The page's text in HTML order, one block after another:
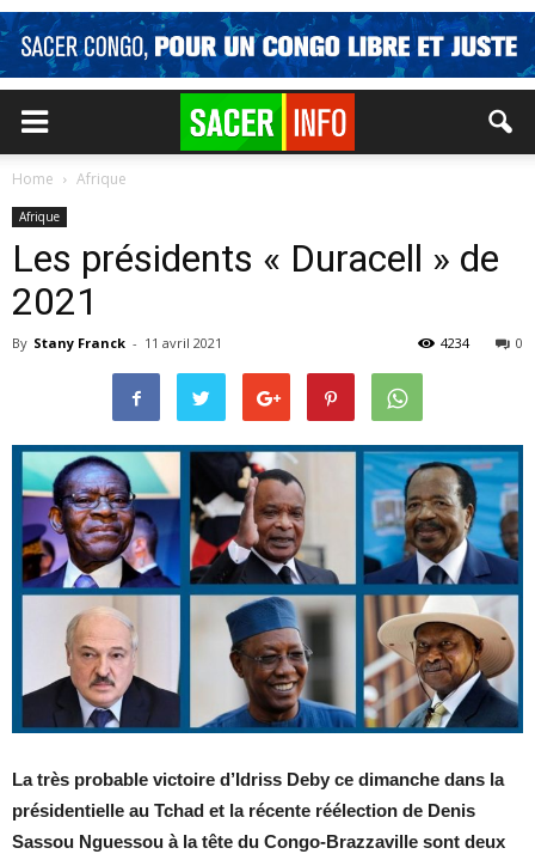
Home Afrique
Afrique
Les présidents « Duracell » de
2021
By Stany Franck - 11 avril 2021 0
4234
La très probable victoire d’Idriss Deby ce dimanche dans la
présidentielle au Tchad et la récente réélection de Denis
Sassou Nguessou à la tête du Congo-Brazzaville sont deux